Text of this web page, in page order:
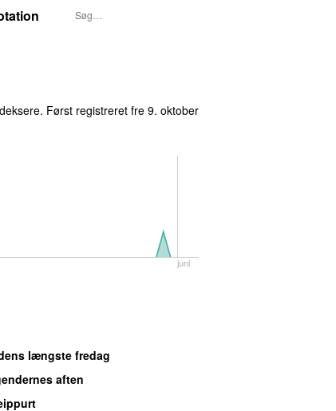
Først registreret fre 9. oktober
juni
længste fredag
aften